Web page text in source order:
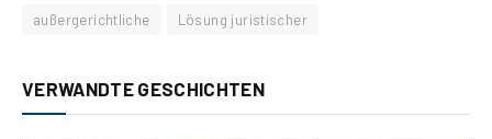
außergerichtliche Lösung juristischer
VERWANDTE GESCHICHTEN